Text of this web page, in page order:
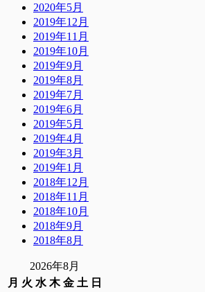
2020年5月
2019年12月
2019年11月
2019年10月
2019年9月
2019年8月
2019年7月
2019年6月
2019年5月
2019年4月
2019年3月
2019年1月
2018年12月
2018年11月
2018年10月
2018年9月
2018年8月
2026年8月
月 火 水 木 金 土 日